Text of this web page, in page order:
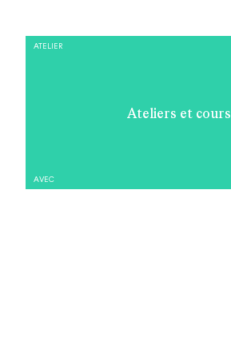
Ateliers et cours
ATELIER
AVEC